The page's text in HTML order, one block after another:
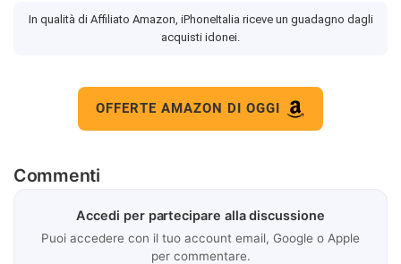
In qualità di Affiliato Amazon, iPhoneItalia riceve un guadagno dagli
acquisti idonei.
OFFERTE AMAZON DI OGGI
Commenti
Accedi per partecipare alla discussione
Puoi accedere con il tuo account email, Google o Apple
per commentare.